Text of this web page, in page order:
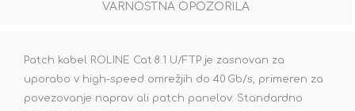
VARNOSTNA OPOZORILA
Patch kabel ROLINE Cat 8.1 U/FTP je zasnovan za
uporabo v high-speed omrežjih do 40 Gb/s, primeren za
povezovanje naprav ali patch panelov. Standardno